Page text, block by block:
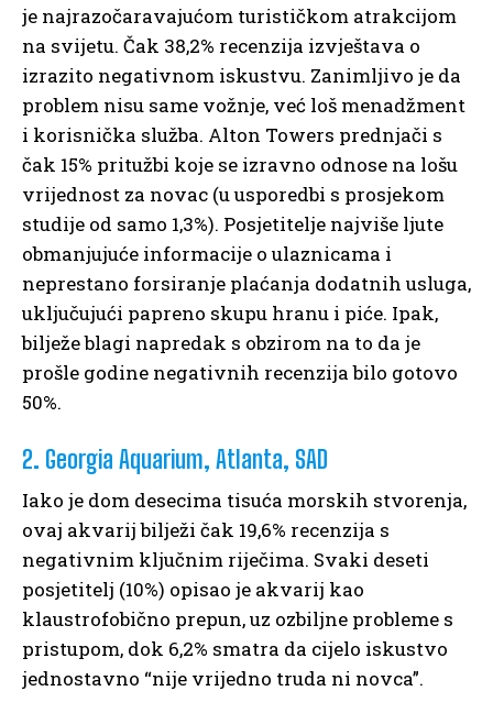
je najrazočaravajućom turističkom atrakcijom
na svijetu. Čak 38,2% recenzija izvještava o
izrazito negativnom iskustvu. Zanimljivo je da
problem nisu same vožnje, već loš menadžment
i korisnička služba. Alton Towers prednjači s
čak 15% pritužbi koje se izravno odnose na lošu
vrijednost za novac (u usporedbi s prosjekom
studije od samo 1,3%). Posjetitelje najviše ljute
obmanjujuće informacije o ulaznicama i
neprestano forsiranje plaćanja dodatnih usluga,
uključujući papreno skupu hranu i piće. Ipak,
bilježe blagi napredak s obzirom na to da je
prošle godine negativnih recenzija bilo gotovo
50%.
2. Georgia Aquarium, Atlanta, SAD
Iako je dom desecima tisuća morskih stvorenja,
ovaj akvarij bilježi čak 19,6% recenzija s
negativnim ključnim riječima. Svaki deseti
posjetitelj (10%) opisao je akvarij kao
klaustrofobično prepun, uz ozbiljne probleme s
pristupom, dok 6,2% smatra da cijelo iskustvo
jednostavno “nije vrijedno truda ni novca”.